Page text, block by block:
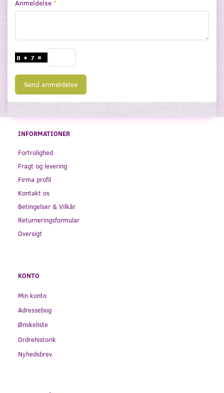
Anmeldelse
Send anmeldelse
INFORMATIONER
Fortrolighed
Fragt og levering
Firma profil
Kontakt os
Betingelser & Vilkår
Returneringsformular
Oversigt
KONTO
Min konto
Adressebog
Ønskeliste
Ordrehistorik
Nyhedsbrev